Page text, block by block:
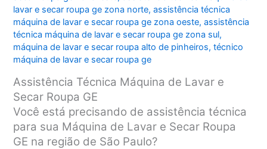
lavar e secar roupa ge zona norte,assistência técnica
máquina de lavar e secar roupa ge zona oeste,assistência
técnica máquina de lavar e secar roupa ge zona sul,
máquina de lavar e secar roupa alto de pinheiros,técnico
máquina de lavar e secar roupa ge
Assistência Técnica Máquina de Lavar e
Secar Roupa GE
Você está precisando de assistência técnica
para sua Máquina de Lavar e Secar Roupa
GE na região de São Paulo?